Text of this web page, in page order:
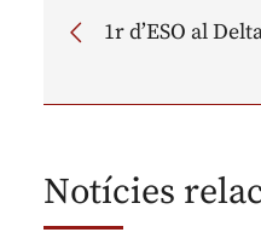
1r d’ESO al
Notícies